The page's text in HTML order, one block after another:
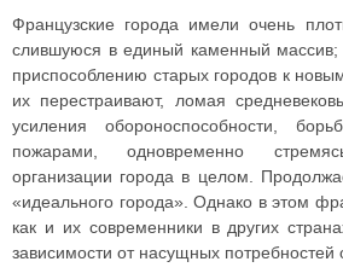
Французские города имели очень
слившуюся в единый каменный
приспособлению старых городов к
их перестраивают, ломая
усиления обороноспособности,
пожарами, одновременно
организации города в целом.
«идеального города». Однако в этом
как и их современники в других
зависимости от насущных потребностей